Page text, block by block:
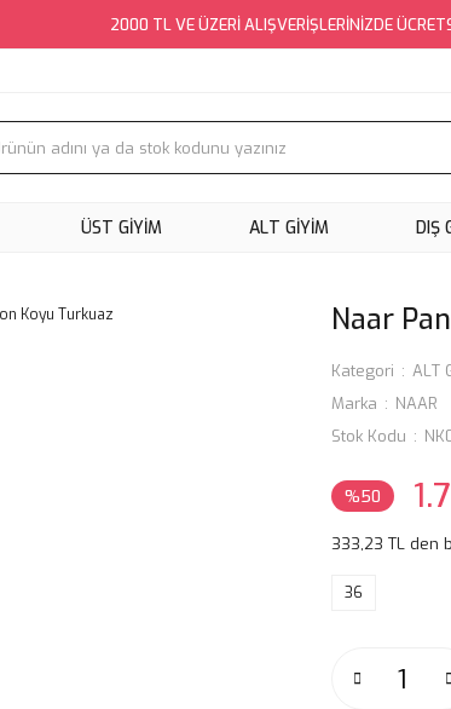
2000 TL VE ÜZERİ ALIŞVERİŞLERİNİZDE
ÜST GİYİM ALT GİYİM DIŞ
Naar
Kategori ALT
Marka
NAAR
Stok Kodu
%50
333,23 TL den
36